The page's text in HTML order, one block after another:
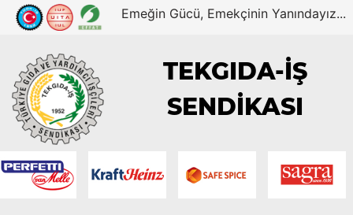
Emeğin Gücü, Emekçinin Yanındayız...
TEKGIDA-İŞ
SENDİKASI